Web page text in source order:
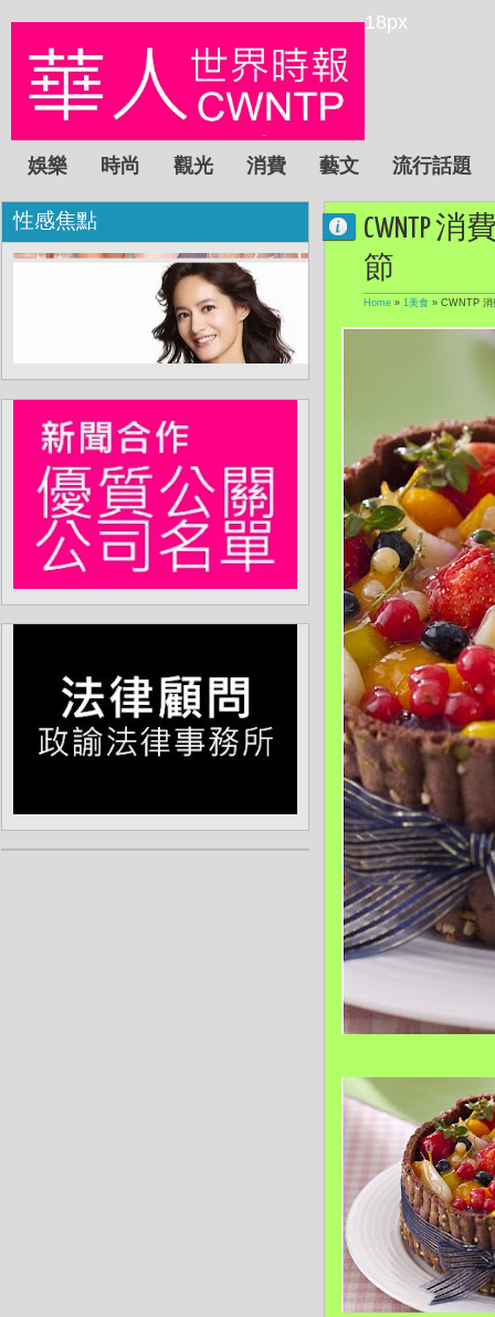
18px
娛樂 時尚 觀光 消費 藝文 流行話題
CWNTP 消
節
Home » 1美食 » CWNTP 消
性感焦點